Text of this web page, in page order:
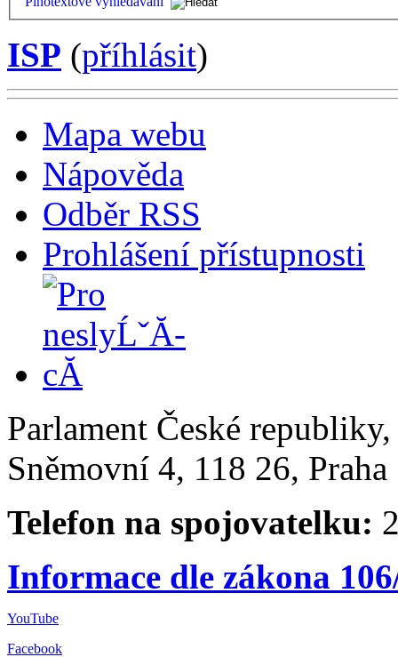
ISP (příhlásit)
Mapa webu
Nápověda
Odběr RSS
Prohlášení přístupnosti
Parlament České
Sněmovní 4, 118 26,
Telefon na spojovatelku:
Informace dle zákona
YouTube
Facebook